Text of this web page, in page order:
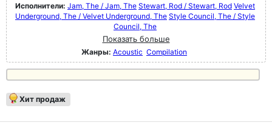
Исполнители: Jam, The / Jam, The Stewart, Rod / Stewart, Rod Velvet
Underground, The / Velvet Underground, The Style Council, The / Style
Council, The
Показать больше
Жанры: Acoustic Compilation
Хит продаж